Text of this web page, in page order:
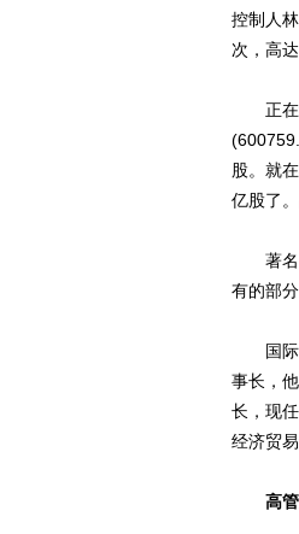
控制人
次，高
正在经
股。就
亿股了
著名的
有的部
国际实
事长，
长，现
经济贸
高